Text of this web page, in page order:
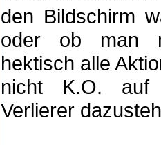
den Bildschirm
oder ob man
hektisch alle
nicht K.O.
Verlierer